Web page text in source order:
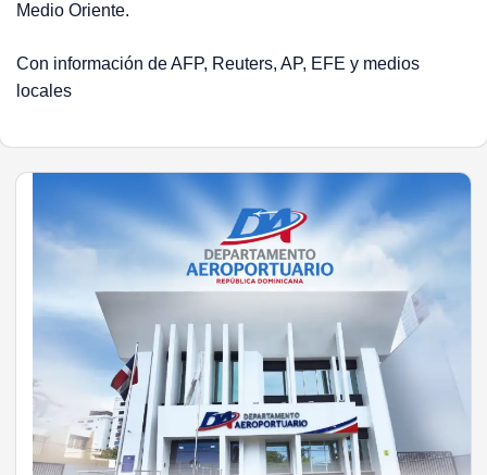
Medio Oriente.
Con información de AFP, Reuters, AP, EFE y medios
locales